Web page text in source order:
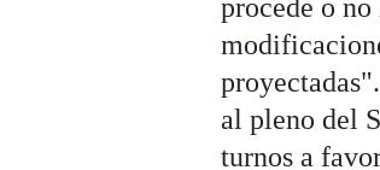
procede o
al pleno del
turnos a